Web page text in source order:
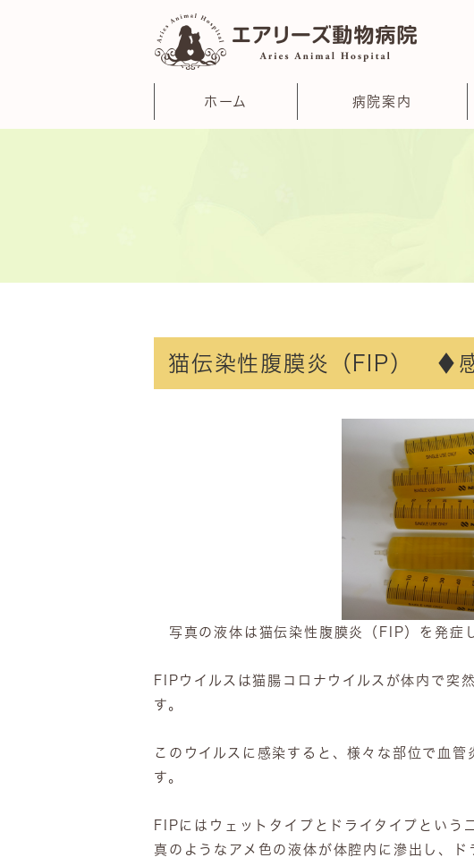
ホーム 病院案内
猫伝染性腹膜炎（FIP） ♦
写真の液体は猫伝染性腹膜炎（FIP）を発症
FIPウイルスは猫腸コロナウイルスが体内で突
す。
このウイルスに感染すると、様々な部位で血
す。
FIPにはウェットタイプとドライタイプという
真のようなアメ色の液体が体腔内に滲出し、